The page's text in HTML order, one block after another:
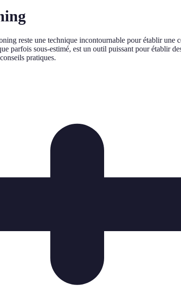
reste une technique incontournable pour établir
parfois sous-estimé, est un outil puissant pour établir
pratiques.